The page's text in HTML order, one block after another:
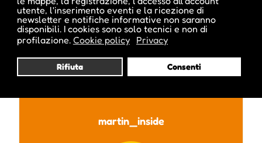
utente, l'inserimento eventi e la ricezione di
newsletter e notifiche informative non saranno
disponibili. I cookies sono solo tecnici e non di
profilazione. Cookie policy Privacy
Rifiuta Consenti
Pubblicato da :
martin_inside